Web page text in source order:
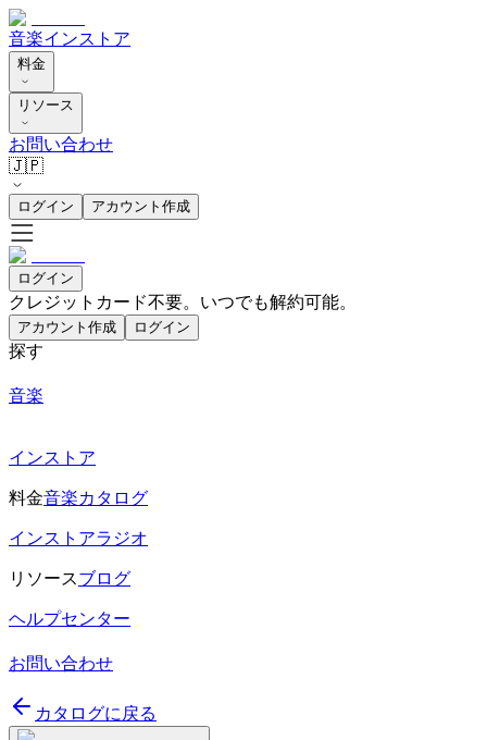
音楽インストア
料金
リソース
お問い合わせ
🇯🇵
ログイン アカウント作成
ログイン
クレジットカード不要。いつでも解約可能。
アカウント作成 ログイン
探す
音楽
インストア
料金音楽カタログ
インストアラジオ
リソースブログ
ヘルプセンター
お問い合わせ
カタログに戻る